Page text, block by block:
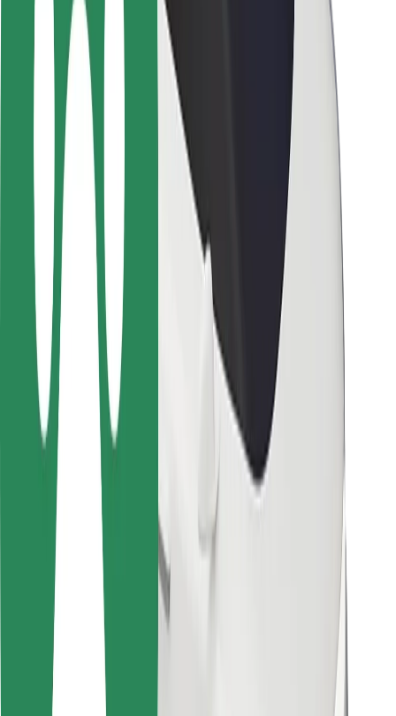
Sécurité des chauffeurs
Sécurité à trottinette
Safety Lab
Villes
Emplacements
Solutions pour les villes
Aéroports
Stations de charge Bolt
Support
Pour les passagers
Pour les chauffeurs
Pour les livreurs
Bolt Food
Pour les propriétaires de flotte
Pour les restaurants
Autres
Fournisseurs
Conditions générales
Cookies
Sécurité
Obtenez un trajet en quelques minutes !